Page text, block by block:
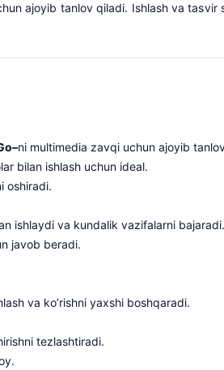
ajoyib tanlov qiladi. Ishlash va
–ni multimedia zavqi uchun ajoyib
bilan ishlash uchun ideal.
oshiradi.
ishlaydi va kundalik vazifalarni bajaradi.
javob beradi.
va ko’rishni yaxshi boshqaradi.
tezlashtiradi.
.